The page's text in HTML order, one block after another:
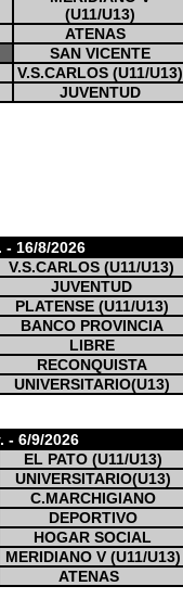
(U11/U13)
ATENAS
SAN VICENTE
V.S.CARLOS (U11/U13)
JUVENTUD
16/8/2026
V.S.CARLOS (U11/U13)
JUVENTUD
PLATENSE (U11/U13)
BANCO PROVINCIA
LIBRE
RECONQUISTA
UNIVERSITARIO(U13)
- 6/9/2026
EL PATO (U11/U13)
UNIVERSITARIO(U13)
C.MARCHIGIANO
DEPORTIVO
HOGAR SOCIAL
MERIDIANO V (U11/U13)
ATENAS